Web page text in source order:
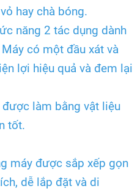
hay chà bóng.
năng 2 tác dụng dành
có một đầu xát và
lợi hiệu quả và đem lại
được làm bằng vật liệu
tốt.
máy được sắp xếp gọn
dễ lắp đặt và di